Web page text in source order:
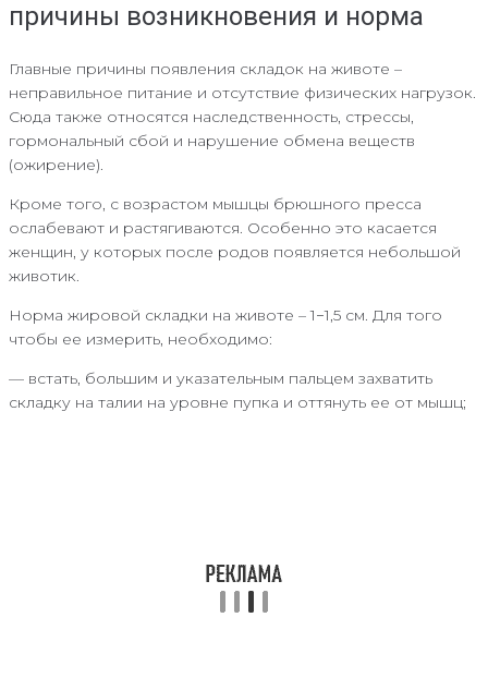
причины возникновения и норма
Главные причины появления складок на животе –
неправильное питание и отсутствие физических нагрузок.
Сюда также относятся наследственность, стрессы,
гормональный сбой и нарушение обмена веществ
(ожирение).
Кроме того, с возрастом мышцы брюшного пресса
ослабевают и растягиваются. Особенно это касается
женщин, у которых после родов появляется небольшой
животик.
Норма жировой складки на животе – 1−1,5 см. Для того
чтобы ее измерить, необходимо:
— встать, большим и указательным пальцем захватить
складку на талии на уровне пупка и оттянуть ее от мышц;